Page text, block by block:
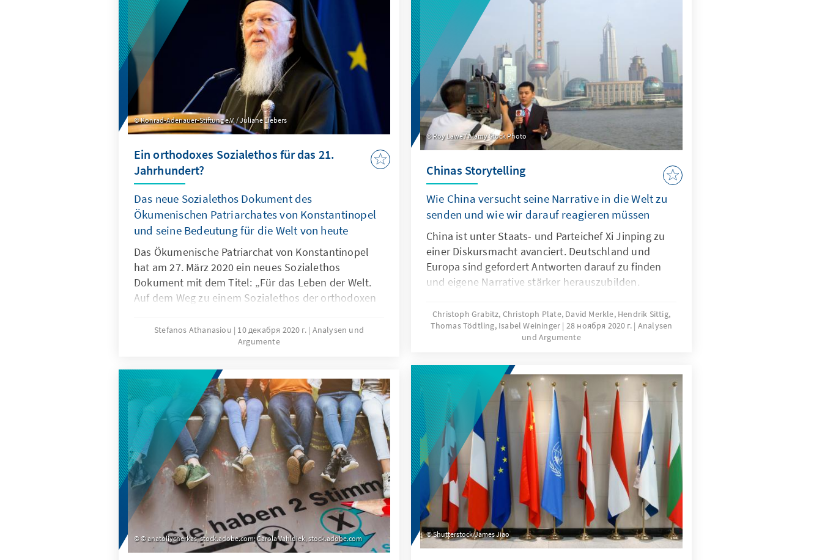
Konrad-Adenauer-Stiftung e.V. / Juliane Liebers
Ein orthodoxes Sozialethos für das 21.
Jahrhundert?
Das neue Sozialethos Dokument des
Ökumenischen Patriarchates von Konstantinopel
und seine Bedeutung für die Welt von heute
Das Ökumenische Patriarchat von Konstantinopel
hat am 27. März 2020 ein neues Sozialethos
Dokument mit dem Titel: „Für das Leben der Welt.
Auf dem Weg zu einem Sozialethos der orthodoxen
das ethische Handeln in der Gesellschaft vorgelegt.
Es stellt sich die Frage, warum sich das Dokument
und worin der grundlegende Unterschied zwischen
diesen beiden Begriffen besteht?
Stefanos Athanasiou 10 декабря 2020 г. Analysen und
Argumente
Roy Lawe / Alamy Stock Photo
Chinas Storytelling
Wie China versucht seine Narrative in die Welt zu
senden und wie wir darauf reagieren müssen
China ist unter Staats- und Parteichef Xi Jinping zu
einer Diskursmacht avanciert. Deutschland und
Europa sind gefordert Antworten darauf zu finden
und eigene Narrative stärker herauszubilden.
Christoph Grabitz, Christoph Plate, David Merkle, Hendrik Sittig,
Thomas Tödtling, Isabel Weininger 28 ноября 2020 г. Analysen
und Argumente
Shutterstock/James Jiao
© anatoliycherkas, stock.adobe.com; Carola Vahldiek, stock.adobe.com